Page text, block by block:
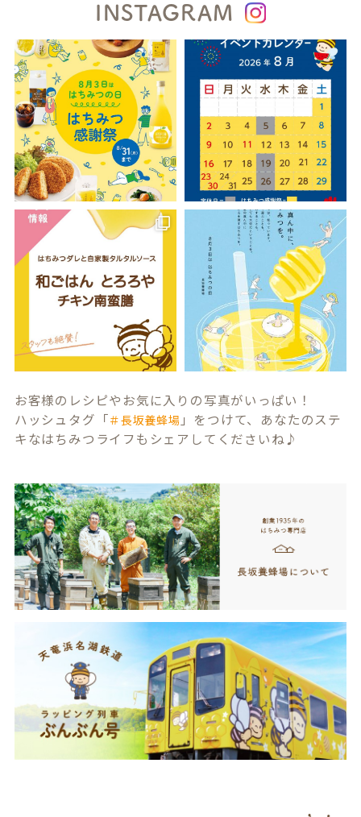
INSTAGRAM
お客様のレシピやお気に入りの写真がいっぱい！
ハッシュタグ「＃長坂養蜂場 」をつけて、あなたのステ
キなはちみつライフもシェアしてくださいね♪